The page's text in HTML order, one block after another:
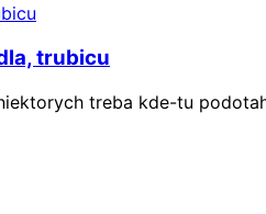
trubicu
treba kde-tu